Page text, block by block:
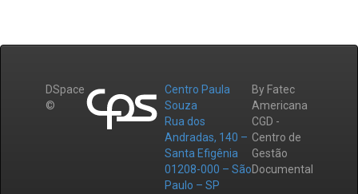
DSpace
©
Centro Paula
Souza
Rua dos
Andradas, 140 –
Santa Efigênia
01208-000 – São
Paulo – SP
By Fatec
Americana
CGD -
Centro de
Gestão
Documental